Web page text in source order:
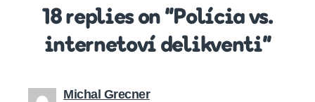
18 replies on “Polícia vs.
internetoví delikventi”
Michal Grecnersays: